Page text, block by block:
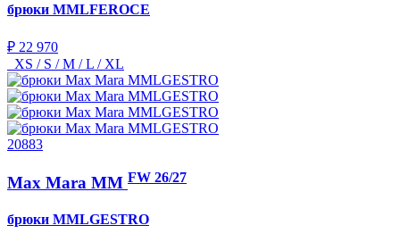
брюки MMLFEROCE
₽ 22 970
XS / S / M / L / XL
20883
Max Mara MM FW 26/27
брюки MMLGESTRO